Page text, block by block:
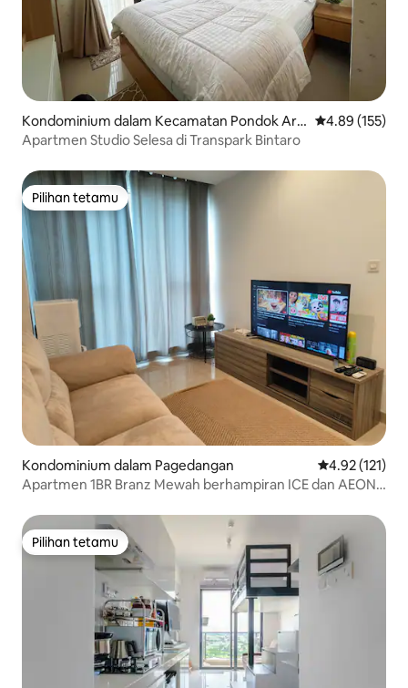
Kondominium dalam Kecamatan Pondok Are
n
Penarafan
4.89 (155)
Apartmen Studio Selesa di Transpark Bintaro
Pilihan tetamu
Pilihan tetamu
Kondominium dalam Pagedangan Penarafan
4.92 (121)
Apartmen 1BR Branz Mewah berhampiran ICE dan AEON
Pilihan tetamu
Pilihan tetamu